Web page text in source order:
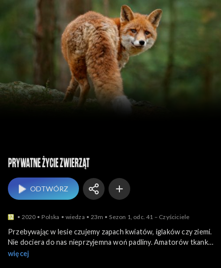
Prywatne życie zwierząt
ODTWÓRZ
2020 Polska wiedza 23m Sezon 1, odc. 41 – Czyściciele
Przebywając w lesie czujemy zapach kwiatów, iglaków czy ziemi.
Nie dociera do nas nieprzyjemna woń padliny. Amatorów tkanki
ze zwierząt, które już nie żyją jest bowiem w zaroślach wielu.
więcej